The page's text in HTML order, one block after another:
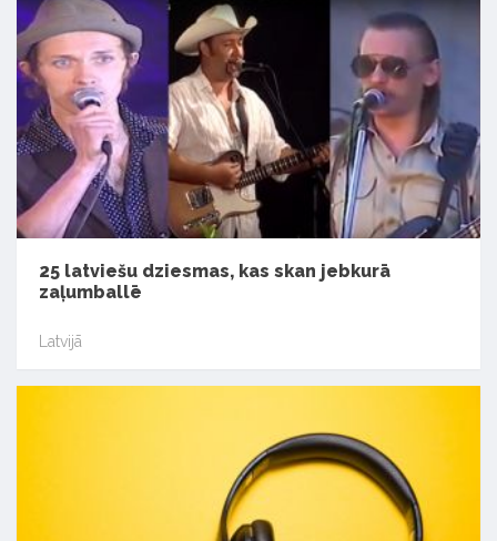
25 latviešu dziesmas, kas skan jebkurā
zaļumballē
Latvijā